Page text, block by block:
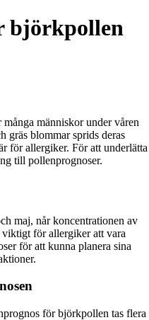
björkpollen
människor under våren
gräs blommar sprids deras
för allergiker. För att underlätta
till pollenprognoser.
maj, når koncentrationen av
för allergiker att vara
för att kunna planera sina
för björkpollen tas flera